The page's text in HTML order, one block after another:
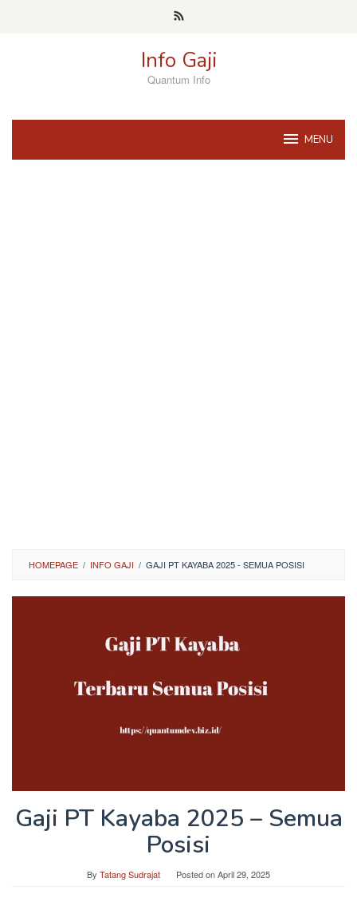
Info Gaji
Quantum Info
MENU
HOMEPAGE / INFO GAJI / GAJI PT KAYABA 2025 - SEMUA POSISI
Gaji PT Kayaba 2025 – Semua
Posisi
By Tatang Sudrajat Posted onApril 29, 2025